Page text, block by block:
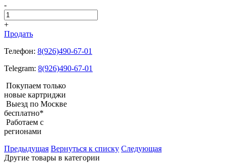
-
+
Продать
Телефон: 8(926)490-67-01
Telegram: 8(926)490-67-01
Покупаем только
новые картриджи
Выезд по Москве
бесплатно*
Работаем с
регионами
Предыдущая Вернуться к списку Следующая
Другие товары в категории